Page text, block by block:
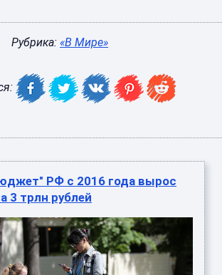
Рубрика: «В Мире»
РФ с 2016 года вырос
3 трлн рублей